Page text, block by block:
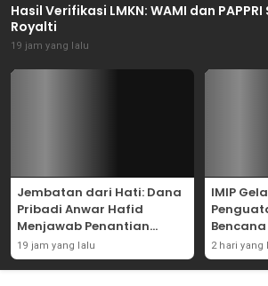
Hasil Verifikasi LMKN: WAMI dan
Royalti
19 jam yang lalu
Jembatan dari Hati: Dana
Pribadi Anwar Hafid
Menjawab Penantian
Warga Masungkang
19 jam yang lalu
IMIP
2 hari yang